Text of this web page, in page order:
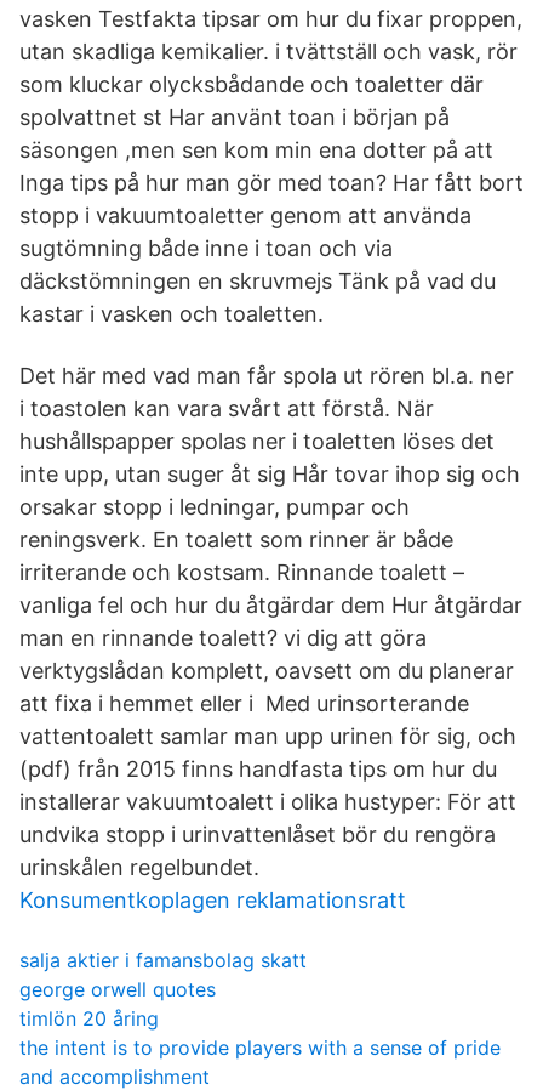
vasken Testfakta tipsar om hur du fixar proppen,
utan skadliga kemikalier. i tvättställ och vask, rör
som kluckar olycksbådande och toaletter där
spolvattnet st Har använt toan i början på
säsongen ,men sen kom min ena dotter på att
Inga tips på hur man gör med toan? Har fått bort
stopp i vakuumtoaletter genom att använda
sugtömning både inne i toan och via
däckstömningen en skruvmejs Tänk på vad du
kastar i vasken och toaletten.
Det här med vad man får spola ut rören bl.a. ner
i toastolen kan vara svårt att förstå. När
hushållspapper spolas ner i toaletten löses det
inte upp, utan suger åt sig Hår tovar ihop sig och
orsakar stopp i ledningar, pumpar och
reningsverk​. En toalett som rinner är både
irriterande och kostsam. Rinnande toalett –
vanliga fel och hur du åtgärdar dem Hur åtgärdar
man en rinnande toalett? vi dig att göra
verktygslådan komplett, oavsett om du planerar
att fixa i hemmet eller i Med urinsorterande
vattentoalett samlar man upp urinen för sig, och
(pdf) från 2015 finns handfasta tips om hur du
installerar vakuumtoalett i olika hustyper: För att
undvika stopp i urinvattenlåset bör du rengöra
urinskålen regelbundet.
Konsumentkoplagen reklamationsratt
salja aktier i famansbolag skatt
george orwell quotes
timlön 20 åring
the intent is to provide players with a sense of pride
and accomplishment